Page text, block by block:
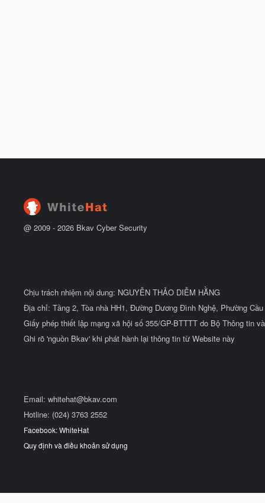
@ 2009 - 2026 Bkav Cyber Security
Chịu trách nhiệm nội dung: NGUYỄN THẢO DIỄM HẰNG
Địa chỉ: Tầng 2, Tòa nhà HH1, Đường Dương Đình Nghệ, Phường
Giấy phép thiết lập mạng xã hội số 355/GP-BTTTT do Bộ Thông tin
Ghi rõ 'nguồn Bkav' khi phát hành lại thông tin từ Website này
Email: whitehat@bkav.com
Hotline: (024) 3763 2552
Facebook: WhiteHat
Quy định và điều khoản sử dụng